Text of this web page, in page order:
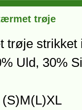
trøje
trøje strikket
Uld, 30%